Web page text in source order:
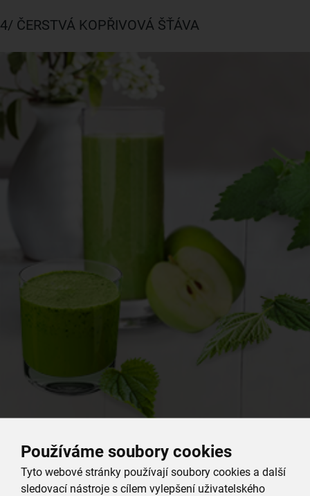
Používáme soubory cookies
Tyto webové stránky používají soubory cookies a další
sledovací nástroje s cílem vylepšení uživatelského
4/ ČERSTVÁ KOPŘIVOVÁ ŠŤÁVA
Zkusit můžete také něco svěžího, co si díky svému způsobu přípravy zachová
spoustu živin.